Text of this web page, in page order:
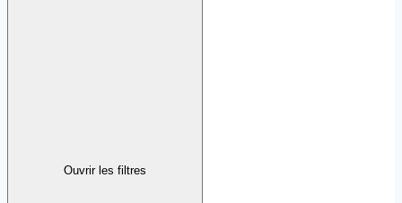
Ouvrir les filtres